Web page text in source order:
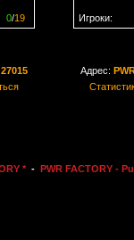
0/19
Игроки:
Адрес:
* - PWR FACTORY -